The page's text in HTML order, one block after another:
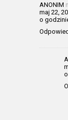
ANONIM
maj 22,
o